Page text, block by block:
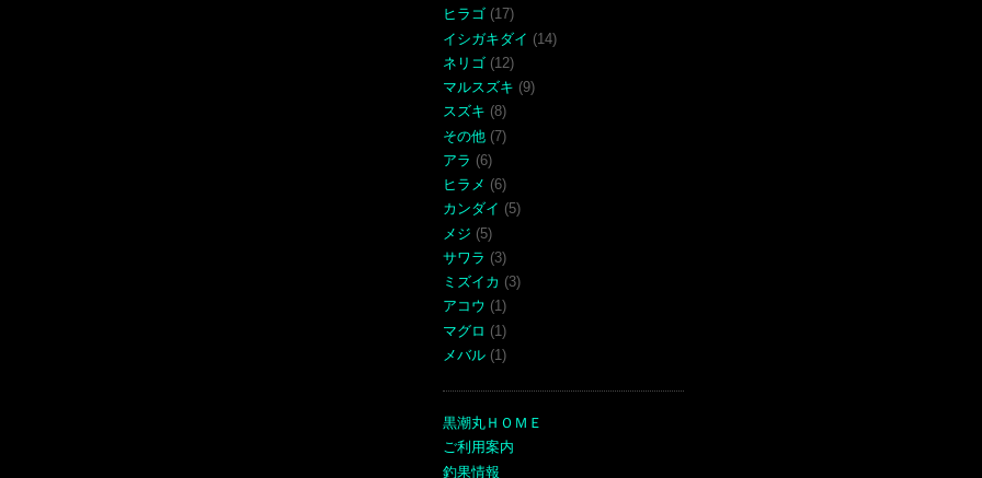
ヒラゴ (17)
イシガキダイ (14)
ネリゴ (12)
マルスズキ (9)
スズキ (8)
その他 (7)
アラ (6)
ヒラメ (6)
カンダイ (5)
メジ (5)
サワラ (3)
ミズイカ (3)
アコウ (1)
マグロ (1)
メバル (1)
黒潮丸ＨＯＭＥ
ご利用案内
釣果情報